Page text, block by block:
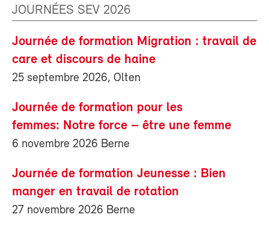
JOURNÉES SEV 2026
Journée de formation Migration : travail de
care et discours de haine
25 septembre 2026, Olten
Journée de formation pour les
femmes: Notre force – être une femme
6 novembre 2026 Berne
Journée de formation Jeunesse : Bien
manger en travail de rotation
27 novembre 2026 Berne